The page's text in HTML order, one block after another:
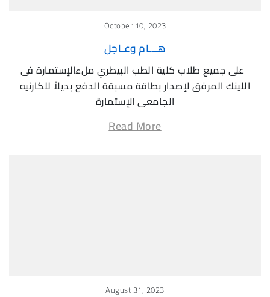
October 10, 2023
هـــام وعـاجل
على جميع طلاب كلية الطب البيطري ملءالإستمارة فى
اللينك المرفق لإصدار بطاقة مسبقة الدفع بديلاً للكارنيه
الجامعى الإستمارة
Read More
August 31, 2023